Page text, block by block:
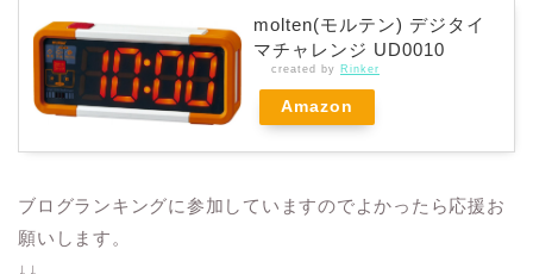
molten(モルテン) デジタイ
マチャレンジ UD0010
created by Rinker
Amazon
ブログランキングに参加していますのでよかったら応援お
願いします。
↓↓